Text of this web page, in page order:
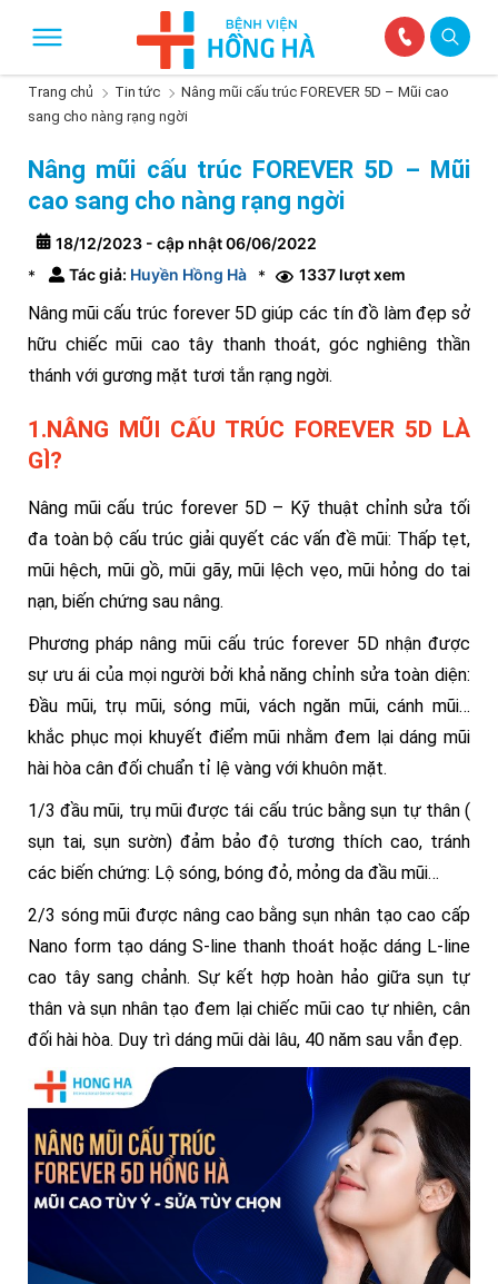
Trang chủ Tin tức
Nâng mũi cấu trúc FOREVER 5D – Mũi cao
sang cho nàng rạng ngời
Nâng mũi cấu trúc FOREVER 5D – Mũi
cao sang cho nàng rạng ngời
18/12/2023 - cập nhật 06/06/2022
*
Tác giả: Huyền Hồng Hà * 1337 lượt xem
Nâng mũi cấu trúc forever 5D giúp các tín đồ làm đẹp sở
hữu chiếc mũi cao tây thanh thoát, góc nghiêng thần
thánh với gương mặt tươi tắn rạng ngời.
1.NÂNG MŨI CẤU TRÚC FOREVER 5D LÀ
GÌ?
Nâng mũi cấu trúc forever 5D – Kỹ thuật chỉnh sửa tối
đa toàn bộ cấu trúc giải quyết các vấn đề mũi: Thấp tẹt,
mũi hệch, mũi gồ, mũi gãy, mũi lệch vẹo, mũi hỏng do tai
nạn, biến chứng sau nâng.
Phương pháp nâng mũi cấu trúc forever 5D nhận được
sự ưu ái của mọi người bởi khả năng chỉnh sửa toàn diện:
Đầu mũi, trụ mũi, sóng mũi, vách ngăn mũi, cánh mũi…
khắc phục mọi khuyết điểm mũi nhằm đem lại dáng mũi
hài hòa cân đối chuẩn tỉ lệ vàng với khuôn mặt.
1/3 đầu mũi, trụ mũi được tái cấu trúc bằng sụn tự thân (
sụn tai, sụn sườn) đảm bảo độ tương thích cao, tránh
các biến chứng: Lộ sóng, bóng đỏ, mỏng da đầu mũi…
2/3 sóng mũi được nâng cao bằng sụn nhân tạo cao cấp
Nano form tạo dáng S-line thanh thoát hoặc dáng L-line
cao tây sang chảnh. Sự kết hợp hoàn hảo giữa sụn tự
thân và sụn nhân tạo đem lại chiếc mũi cao tự nhiên, cân
đối hài hòa. Duy trì dáng mũi dài lâu, 40 năm sau vẫn đẹp.